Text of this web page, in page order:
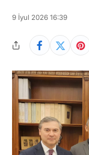
9 İyul 2026 16:39